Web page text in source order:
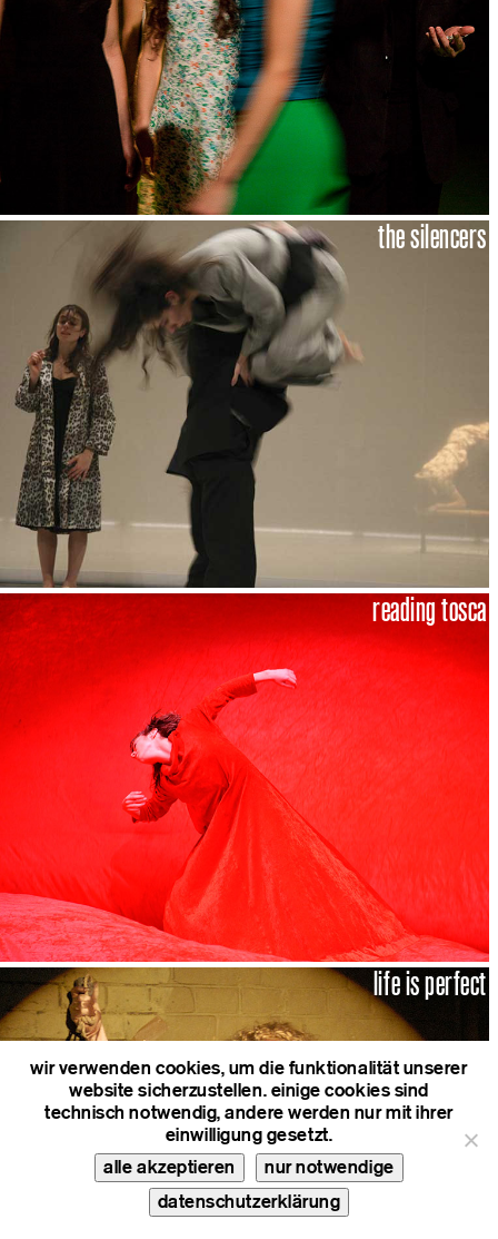
the silencers
reading tosca
life is perfect
wir verwenden cookies, um die funktionalität unserer
website sicherzustellen. einige cookies sind
technisch notwendig, andere werden nur mit ihrer
einwilligung gesetzt.
alle akzeptieren
nur notwendige
datenschutzerklärung